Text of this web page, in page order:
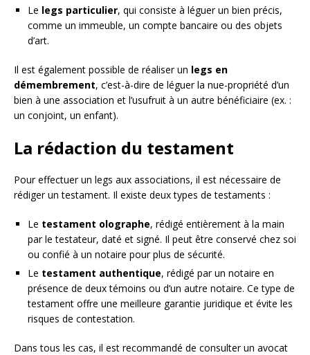
Le legs particulier, qui consiste à léguer un bien précis,
comme un immeuble, un compte bancaire ou des objets
d’art.
Il est également possible de réaliser un legs en
démembrement, c’est-à-dire de léguer la nue-propriété d’un
bien à une association et l’usufruit à un autre bénéficiaire (ex. :
un conjoint, un enfant).
La rédaction du testament
Pour effectuer un legs aux associations, il est nécessaire de
rédiger un testament. Il existe deux types de testaments :
Le testament olographe, rédigé entièrement à la main
par le testateur, daté et signé. Il peut être conservé chez soi
ou confié à un notaire pour plus de sécurité.
Le testament authentique, rédigé par un notaire en
présence de deux témoins ou d’un autre notaire. Ce type de
testament offre une meilleure garantie juridique et évite les
risques de contestation.
Dans tous les cas, il est recommandé de consulter un avocat